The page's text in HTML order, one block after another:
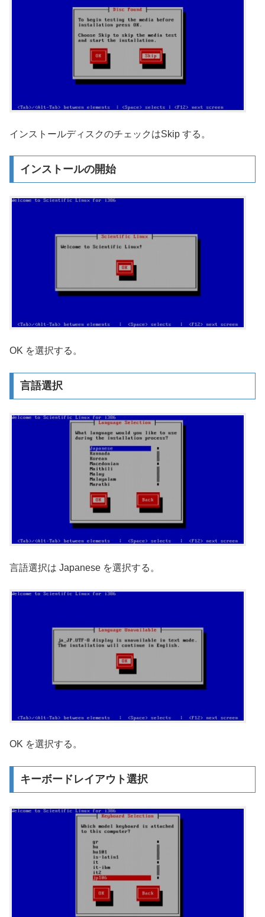
インストールディスクのチェックはSkip する。
インストールの開始
OK を選択する。
言語選択
言語選択は Japanese を選択する。
OK を選択する。
キーボードレイアウト選択